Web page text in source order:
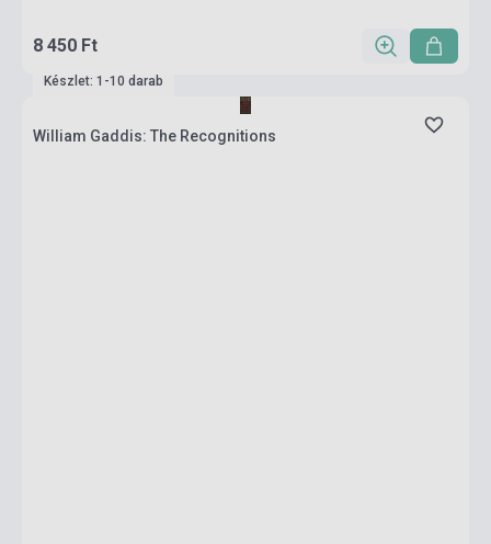
8 450 Ft
Készlet: 1-10 darab
William Gaddis: The Recognitions